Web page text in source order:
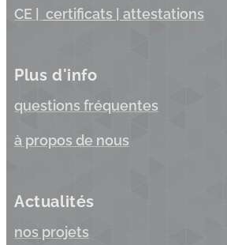
CE | certificats | attestations
Plus d'info
questions fréquentes
à propos de nous
Actualités
nos projets